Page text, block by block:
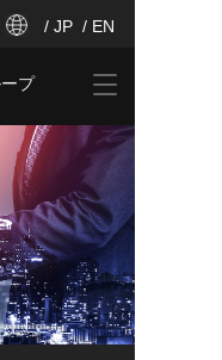
/ JP / EN
T
g
g
l
e
n
a
v
i
g
a
プ